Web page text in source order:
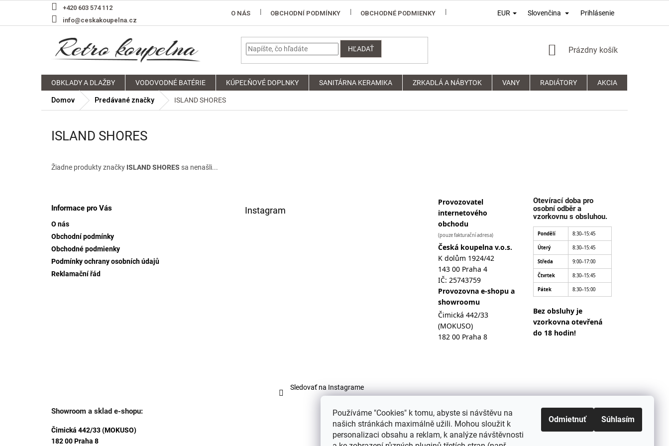
Používáme "Cookies" k tomu, abyste si návštěvu na
našich stránkách maximálně užili. Mohou sloužit k
personalizaci obsahu a reklam, k analýze návštěvnosti
Odmietnuť Súhlasím
+420 603 574 112
info@ceskakoupelna.cz
O NÁS OBCHODNÍ PODMÍNKY OBCHODNÉ PODMIENKY PODMÍNKY OCHRANY OSOBNÍCH ÚDAJŮ REKLAMAČNÍ ŘÁD
EUR Slovenčina Prihlásenie
HĽADAŤ
NÁKUPNÝ
Prázdny košík
OBKLADY A DLAŽBY VODOVODNÉ BATÉRIE KÚPEĽŇOVÉ DOPLNKY SANITÁRNA KERAMIKA ZRKADLÁ A NÁBYTOK VANY RADIÁTORY AKCIA
Domov Predávané značky ISLAND SHORES
ISLAND SHORES
Žiadne produkty značky ISLAND SHORES sa nenašli...
Informace pro Vás
O nás
Obchodní podmínky
Obchodné podmienky
Podmínky ochrany osobních údajů
Reklamační řád
Instagram
Sledovať na Instagrame
Provozovatel
internetového
obchodu
(pouze fakturační adresa)
Česká koupelna v.o.s.
K dolům 1924/42
143 00 Praha 4
IČ: 25743759
Provozovna e-shopu a
showroomu
Čimická 442/33
(MOKUSO)
182 00 Praha 8
Otevírací doba pro
osobní odběr a
vzorkovnu s obsluhou.
Pondělí 8:30–15:45
Úterý 8:30–15:45
Středa 9:00–17:00
Čtvrtek 8:30–15:45
Pátek 8:30–15:00
Bez obsluhy je
vzorkovna otevřená
do 18 hodin!
Showroom a sklad e-shopu:
Čimická 442/33 (MOKUSO)
182 00 Praha 8